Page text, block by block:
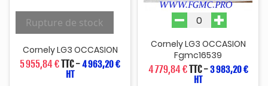
Rupture de stock
Cornely LG3 OCCASION
5 955,84 €TTC-4 963,20 €
HT
Cornely LG3 OCCASION
Fgmc16539
4 779,84 €TTC-3 983,20 €
HT